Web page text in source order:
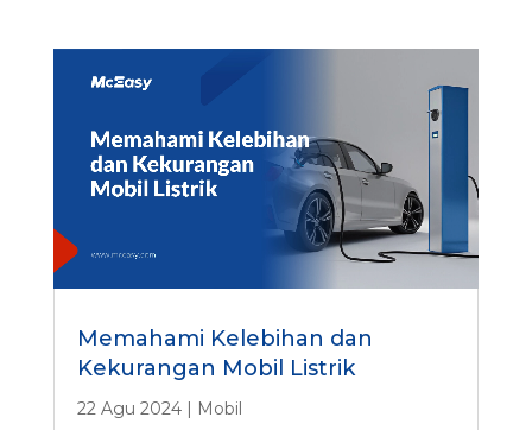
Memahami Kelebihan dan
Kekurangan Mobil Listrik
22 Agu 2024| Mobil